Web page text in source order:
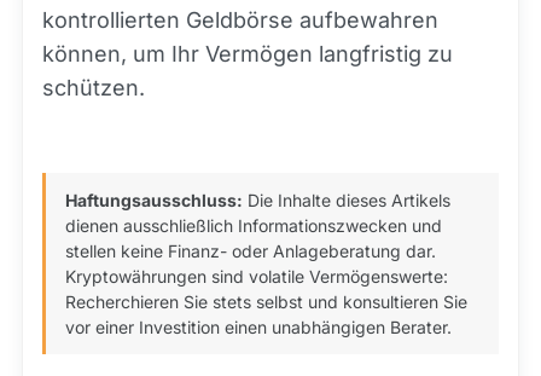
kontrollierten Geldbörse aufbewahren
können, um Ihr Vermögen langfristig zu
schützen.
Haftungsausschluss: Die Inhalte dieses Artikels
dienen ausschließlich Informationszwecken und
stellen keine Finanz- oder Anlageberatung dar.
Kryptowährungen sind volatile Vermögenswerte:
Recherchieren Sie stets selbst und konsultieren Sie
vor einer Investition einen unabhängigen Berater.